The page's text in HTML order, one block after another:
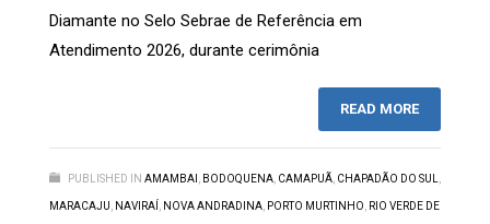
Diamante no Selo Sebrae de Referência em
Atendimento 2026, durante cerimônia
READ MORE
PUBLISHED IN AMAMBAI BODOQUENA CAMAPUÃ CHAPADÃO DO SUL
MARACAJU NAVIRAÍ NOVA ANDRADINA PORTO MURTINHO RIO VERDE DE